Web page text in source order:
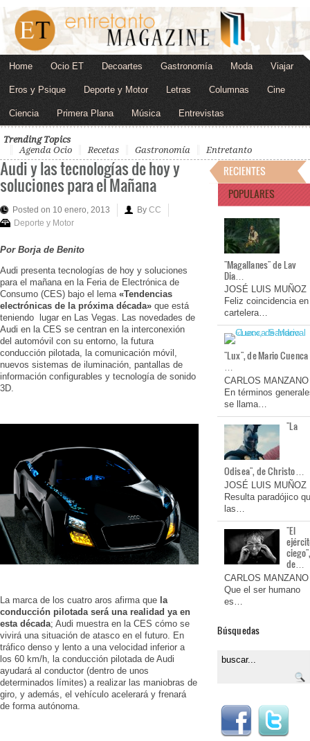
Home Ocio ET Decoartes Gastronomía Moda Viajar
Eros y Psique Deporte y Motor Letras Columnas Cine
Ciencia Primera Plana Música Entrevistas
Trending Topics
Agenda Ocio
Recetas Gastronomía Entretanto
Audi y las tecnologías de hoy y
soluciones para el Mañana
Posted on 10 enero, 2013 By CC
Deporte y Motor
Por Borja de Benito
Audi presenta tecnologías de hoy y soluciones
para el mañana en la Feria de Electrónica de
Consumo (CES) bajo el lema «Tendencias
electrónicas de la próxima década» que está
teniendo lugar en Las Vegas. Las novedades de
Audi en la CES se centran en la interconexión
del automóvil con su entorno, la futura
conducción pilotada, la comunicación móvil,
nuevos sistemas de iluminación, pantallas de
información configurables y tecnología de sonido
3D.
La marca de los cuatro aros afirma que la
conducción pilotada será una realidad ya en
esta década; Audi muestra en la CES cómo se
vivirá una situación de atasco en el futuro. En
tráfico denso y lento a una velocidad inferior a
los 60 km/h, la conducción pilotada de Audi
ayudará al conductor (dentro de unos
determinados límites) a realizar las maniobras de
giro, y además, el vehículo acelerará y frenará
de forma autónoma.
RECIENTES
POPULARES
"Magallanes" de Lav
Dia…
JOSÉ LUIS MUÑOZ
Feliz coincidencia en
cartelera…
"Lux", de Mario Cuenca
…
CARLOS MANZANO
En términos
se llama…
"La
Odisea", de Christo…
JOSÉ LUIS MUÑOZ
Resulta paradójico
las…
"El
de…
CARLOS MANZANO
Que el ser humano
es…
Búsquedas